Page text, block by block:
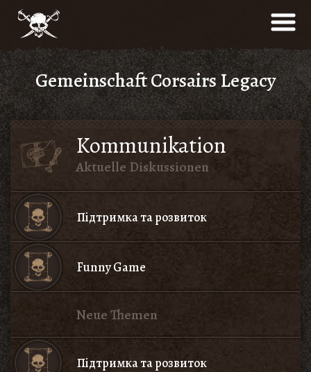
Gemeinschaft Corsairs Legacy
Kommunikation
Aktuelle Diskussionen
Підтримка та розвиток
Funny Game
Neue Themen
Підтримка та розвиток